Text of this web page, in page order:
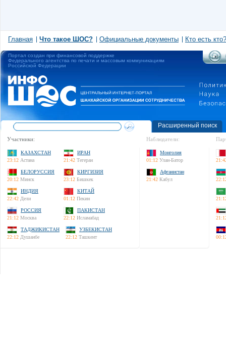
Главная Что такое ШОС? Официальные документы Кто есть кто?
Портал создан при финансовой поддержке
Федерального агентства по печати и массовым коммуникациям
Российской Федерации
Расширенный поиск
Участники:
КАЗАХСТАН
23:12 Астана
ИРАН
21:42 Тегеран
БЕЛОРУССИЯ
20:12 Минск
КИРГИЗИЯ
23:12 Бишкек
ИНДИЯ
22:42 Дели
КИТАЙ
01:12 Пекин
РОССИЯ
21:12 Москва
ПАКИСТАН
22:12 Исламабад
ТАДЖИКИСТАН
22:12 Душанбе
УЗБЕКИСТАН
22:12 Ташкент
Наблюдатели:
Монголия
01:12 Улан-Батор
Афганистан
21:42 Кабул